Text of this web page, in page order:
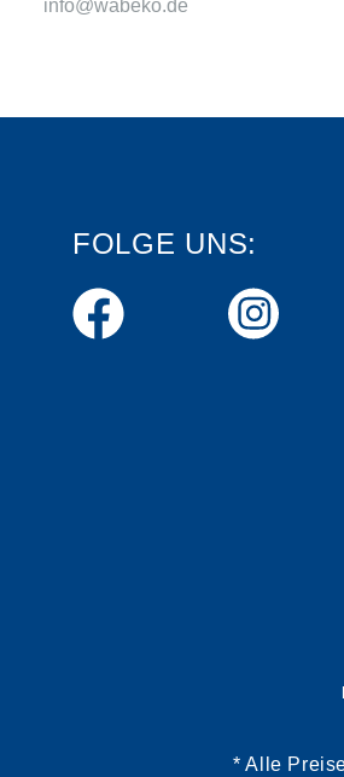
info@wabeko.de
FOLGE UNS:
* Alle